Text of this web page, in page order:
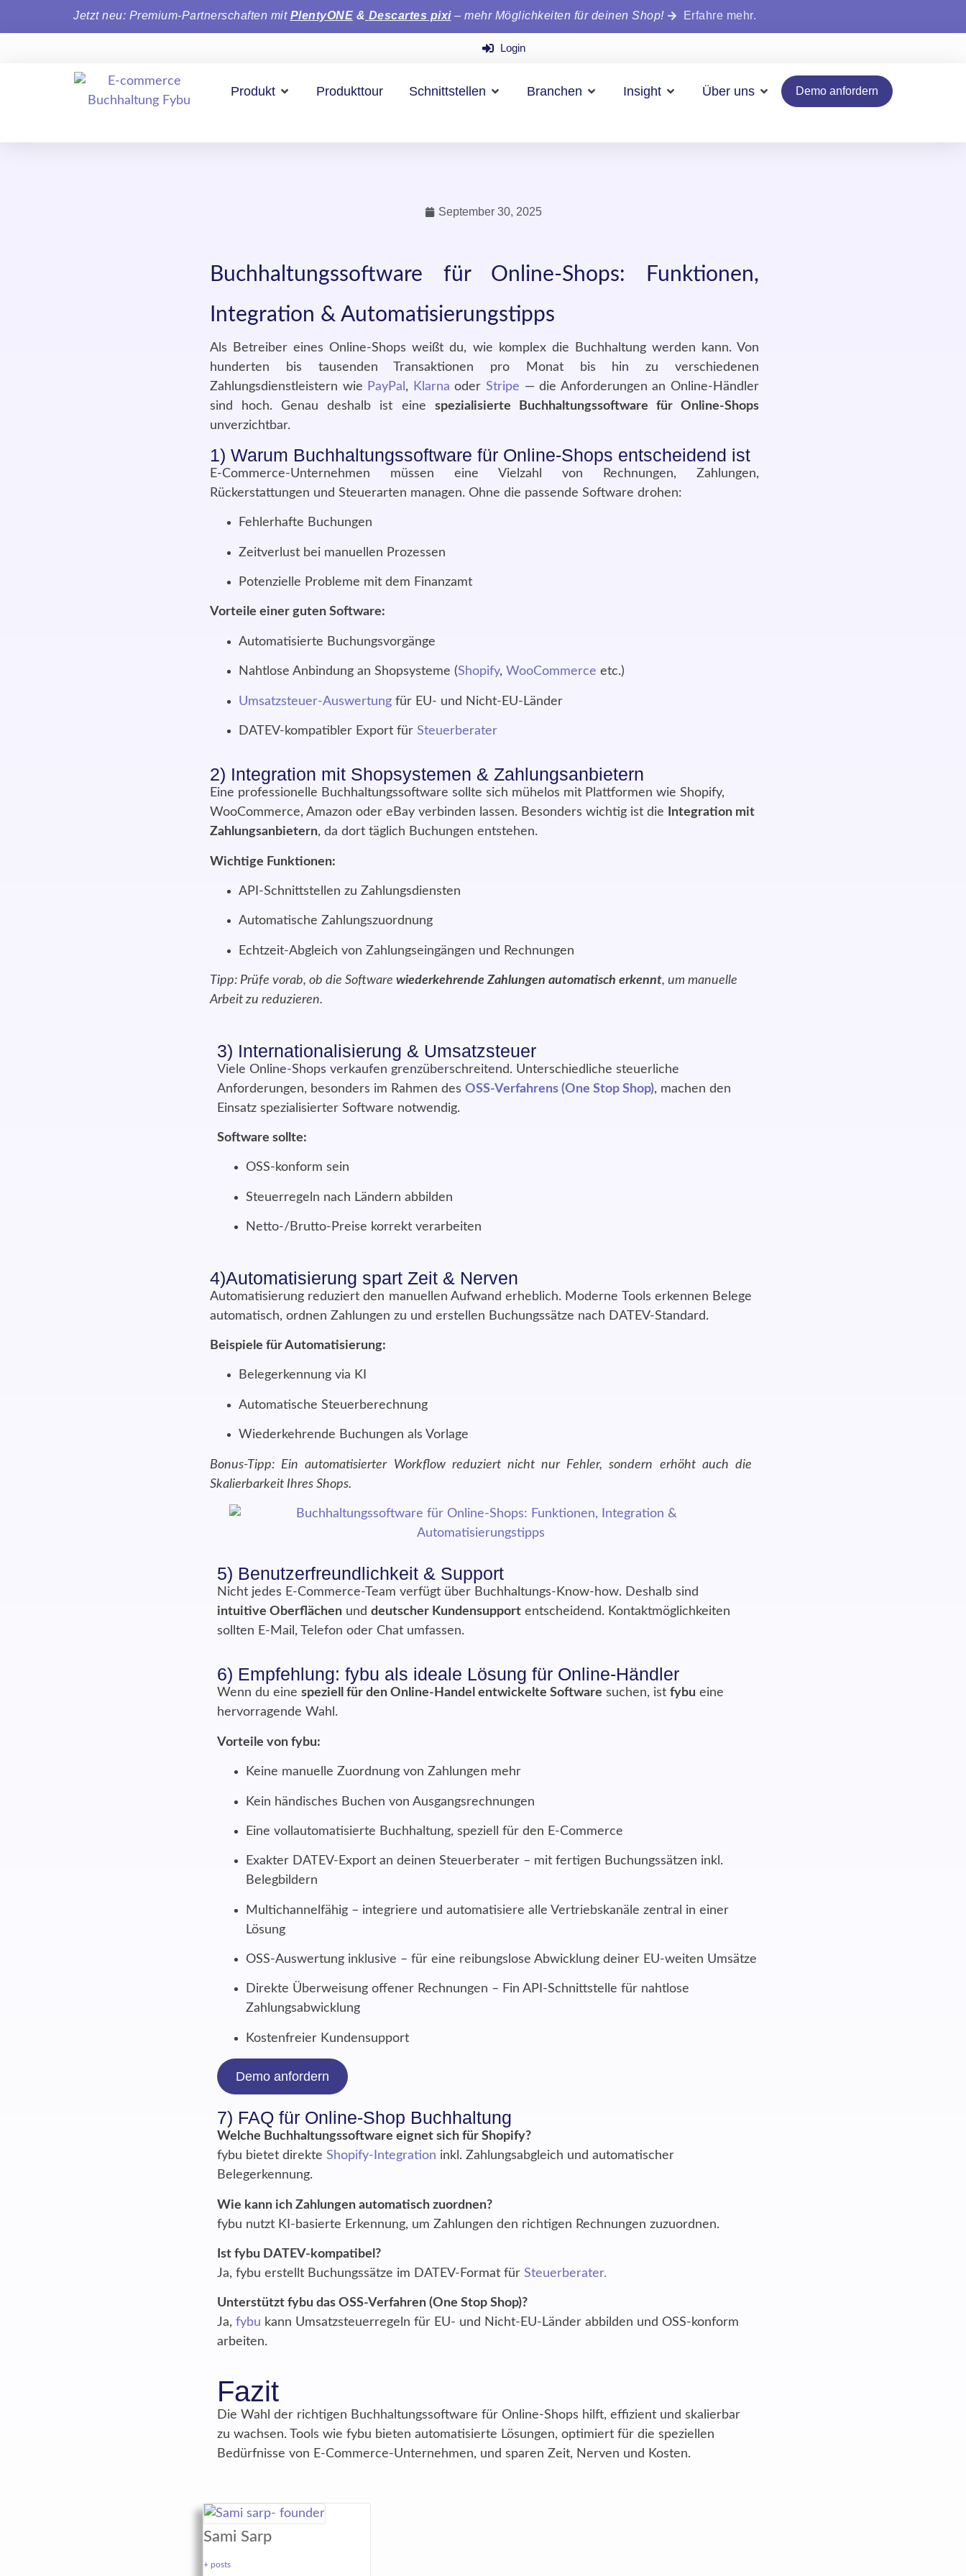
Jetzt neu: Premium-Partnerschaften mit PlentyONE & Descartes pixi– mehr Möglichkeiten für deinen Shop! Erfahre mehr.
Login
Produkt Produkttour Schnittstellen Branchen Insight Über uns Demo anfordern
September 30, 2025
Buchhaltungssoftware für Online-Shops: Funktionen,
Integration & Automatisierungstipps
Als Betreiber eines Online-Shops weißt du, wie komplex die Buchhaltung werden kann. Von
hunderten bis tausenden Transaktionen pro Monat bis hin zu verschiedenen
Zahlungsdienstleistern wie PayPal , Klarna oderStripe — die Anforderungen an Online-Händler
sind hoch. Genau deshalb ist eine spezialisierte Buchhaltungssoftware für Online-Shops
unverzichtbar.
1) Warum Buchhaltungssoftware für Online-Shops entscheidend ist
E-Commerce-Unternehmen müssen eine Vielzahl von Rechnungen, Zahlungen,
Rückerstattungen und Steuerarten managen. Ohne die passende Software drohen:
Fehlerhafte Buchungen
Zeitverlust bei manuellen Prozessen
Potenzielle Probleme mit dem Finanzamt
Vorteile einer guten Software:
Automatisierte Buchungsvorgänge
Nahtlose Anbindung an Shopsysteme (Shopify, WooCommerce etc.)
Umsatzsteuer-Auswertung für EU- und Nicht-EU-Länder
DATEV-kompatibler Export für Steuerberater
2) Integration mit Shopsystemen & Zahlungsanbietern
Eine professionelle Buchhaltungssoftware sollte sich mühelos mit Plattformen wie Shopify,
WooCommerce, Amazon oder eBay verbinden lassen. Besonders wichtig ist die
Integration mit
Zahlungsanbietern, da dort täglich Buchungen entstehen.
Wichtige Funktionen:
API-Schnittstellen zu Zahlungsdiensten
Automatische Zahlungszuordnung
Echtzeit-Abgleich von Zahlungseingängen und Rechnungen
Tipp: Prüfe vorab, ob die Software wiederkehrende Zahlungen automatisch erkennt, um manuelle
Arbeit zu reduzieren.
3) Internationalisierung & Umsatzsteuer
Viele Online-Shops verkaufen grenzüberschreitend. Unterschiedliche steuerliche
Anforderungen, besonders im Rahmen des OSS-Verfahrens (One Stop Shop), machen den
Einsatz spezialisierter Software notwendig.
Software sollte:
OSS-konform sein
Steuerregeln nach Ländern abbilden
Netto-/Brutto-Preise korrekt verarbeiten
4)Automatisierung spart Zeit & Nerven
Automatisierung reduziert den manuellen Aufwand erheblich. Moderne Tools erkennen Belege
automatisch, ordnen Zahlungen zu und erstellen Buchungssätze nach DATEV-Standard.
Beispiele für Automatisierung:
Belegerkennung via KI
Automatische Steuerberechnung
Wiederkehrende Buchungen als Vorlage
Bonus-Tipp: Ein automatisierter Workflow reduziert nicht nur Fehler, sondern erhöht auch die
Skalierbarkeit Ihres Shops.
5) Benutzerfreundlichkeit & Support
Nicht jedes E-Commerce-Team verfügt über Buchhaltungs-Know-how. Deshalb sind
intuitive Oberflächen und deutscher Kundensupport entscheidend. Kontaktmöglichkeiten
sollten E-Mail, Telefon oder Chat umfassen.
6) Empfehlung: fybu als ideale Lösung für Online-Händler
Wenn du eine speziell für den Online-Handel entwickelte Software suchen, ist fybu eine
hervorragende Wahl.
Vorteile von fybu:
Keine manuelle Zuordnung von Zahlungen mehr
Kein händisches Buchen von Ausgangsrechnungen
Eine vollautomatisierte Buchhaltung, speziell für den E-Commerce
Exakter DATEV-Export an deinen Steuerberater – mit fertigen Buchungssätzen inkl.
Belegbildern
Multichannelfähig – integriere und automatisiere alle Vertriebskanäle zentral in einer
Lösung
OSS-Auswertung inklusive – für eine reibungslose Abwicklung deiner EU-weiten Umsätze
Direkte Überweisung offener Rechnungen – Fin API-Schnittstelle für nahtlose
Zahlungsabwicklung
Kostenfreier Kundensupport
Demo anfordern
7) FAQ für Online-Shop Buchhaltung
Welche Buchhaltungssoftware eignet sich für Shopify?
fybu bietet direkte Shopify-Integration inkl. Zahlungsabgleich und automatischer
Belegerkennung.
Wie kann ich Zahlungen automatisch zuordnen?
fybu nutzt KI-basierte Erkennung, um Zahlungen den richtigen Rechnungen zuzuordnen.
Ist fybu DATEV-kompatibel?
Ja, fybu erstellt Buchungssätze im DATEV-Format für Steuerberater.
Unterstützt fybu das OSS-Verfahren (One Stop Shop)?
Ja, fybu kann Umsatzsteuerregeln für EU- und Nicht-EU-Länder abbilden und OSS-konform
arbeiten.
Fazit
Die Wahl der richtigen Buchhaltungssoftware für Online-Shops hilft, effizient und skalierbar
zu wachsen. Tools wie fybu bieten automatisierte Lösungen, optimiert für die speziellen
Bedürfnisse von E-Commerce-Unternehmen, und sparen Zeit, Nerven und Kosten.
Sami Sarp
+ posts